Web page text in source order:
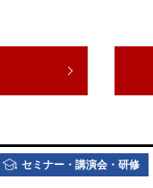
セミナー・講演会・研修